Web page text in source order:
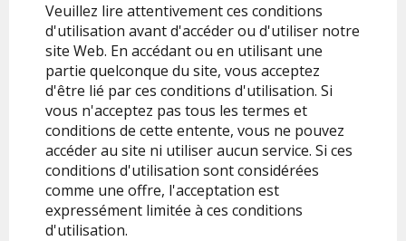
Veuillez lire attentivement ces conditions
d'utilisation avant d'accéder ou d'utiliser notre
site Web. En accédant ou en utilisant une
partie quelconque du site, vous acceptez
d'être lié par ces conditions d'utilisation. Si
vous n'acceptez pas tous les termes et
conditions de cette entente, vous ne pouvez
accéder au site ni utiliser aucun service. Si ces
conditions d'utilisation sont considérées
comme une offre, l'acceptation est
expressément limitée à ces conditions
d'utilisation.